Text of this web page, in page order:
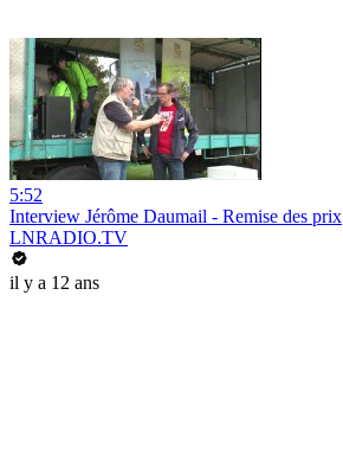
5:52
Interview Jérôme Daumail - Remise des prix
LNRADIO.TV
il y a 12 ans